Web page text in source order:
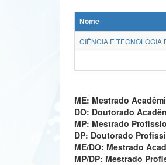
Nome
CIÊNCIA E TECNOLOGIA
ME: Mestrado
DO: Doutorado
MP: Mestrado
DP: Doutorado
ME/DO: Mestrado
MP/DP: Mestrado